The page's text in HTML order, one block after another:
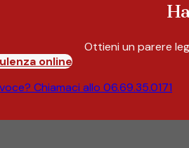
Ottieni un parere
online
Chiamaci allo 06.69.35.0171